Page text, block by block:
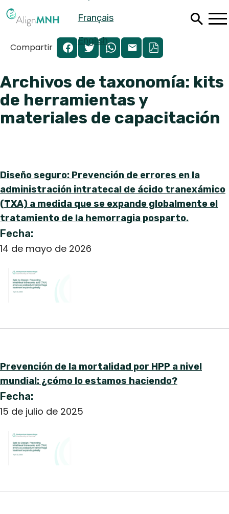
principal
Français
English
Español
Français
English
Compartir
Archivos de taxonomía: kits
de herramientas y
materiales de capacitación
Diseño seguro: Prevención de errores en la
administración intratecal de ácido tranexámico
(TXA) a medida que se expande globalmente el
tratamiento de la hemorragia posparto.
Fecha:
14 de mayo de 2026
Prevención de la mortalidad por HPP a nivel
mundial: ¿cómo lo estamos haciendo?
Fecha:
15 de julio de 2025